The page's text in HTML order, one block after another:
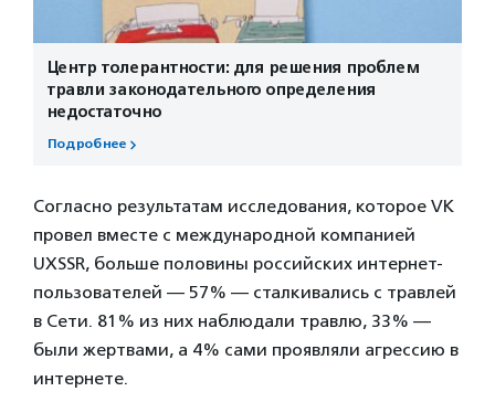
Центр толерантности: для решения проблем
травли законодательного определения
недостаточно
Подробнее
Согласно результатам исследования, которое VK
провел вместе с международной компанией
UXSSR, больше половины российских интернет-
пользователей — 57% — сталкивались с травлей
в Сети. 81% из них наблюдали травлю, 33% —
были жертвами, а 4% сами проявляли агрессию в
интернете.